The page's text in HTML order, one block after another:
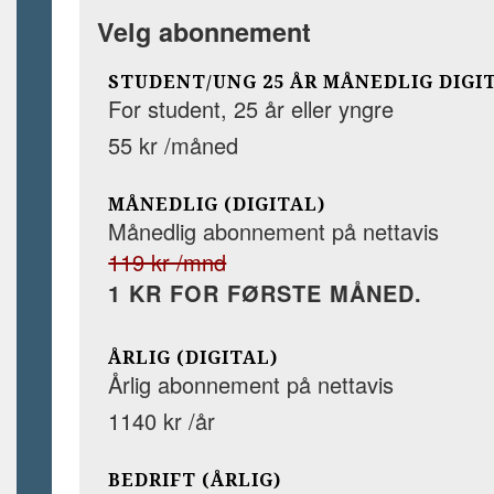
Velg abonnement
STUDENT/UNG 25 ÅR MÅNEDLIG
For student, 25 år eller yngre
55 kr /måned
MÅNEDLIG (DIGITAL)
Månedlig abonnement på nettavis
119 kr /mnd
1 KR FOR FØRSTE MÅNED.
ÅRLIG (DIGITAL)
Årlig abonnement på nettavis
1140 kr /år
BEDRIFT (ÅRLIG)